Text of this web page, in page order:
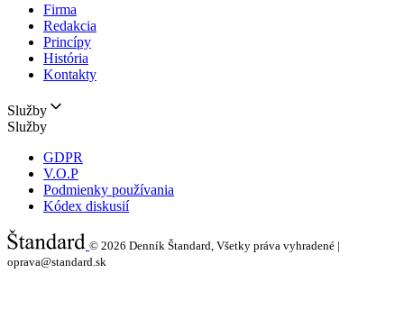
Firma
Redakcia
Princípy
História
Kontakty
Služby
Služby
GDPR
V.O.P
Podmienky používania
Kódex diskusií
© 2026 Denník Štandard, Všetky práva vyhradené |
oprava@standard.sk